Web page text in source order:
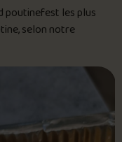
des meilleures
d’Olivier Primeau
tu ta poutine?
poutinefest les plus
selon notre